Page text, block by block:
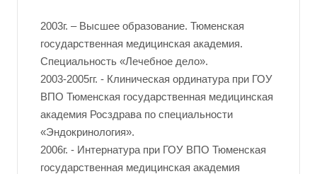
2003г. – Высшее образование. Тюменская
государственная медицинская академия.
Специальность «Лечебное дело».
2003-2005гг. - Клиническая ординатура при ГОУ
ВПО Тюменская государственная медицинская
академия Росздрава по специальности
«Эндокринология».
2006г. - Интернатура при ГОУ ВПО Тюменская
государственная медицинская академия